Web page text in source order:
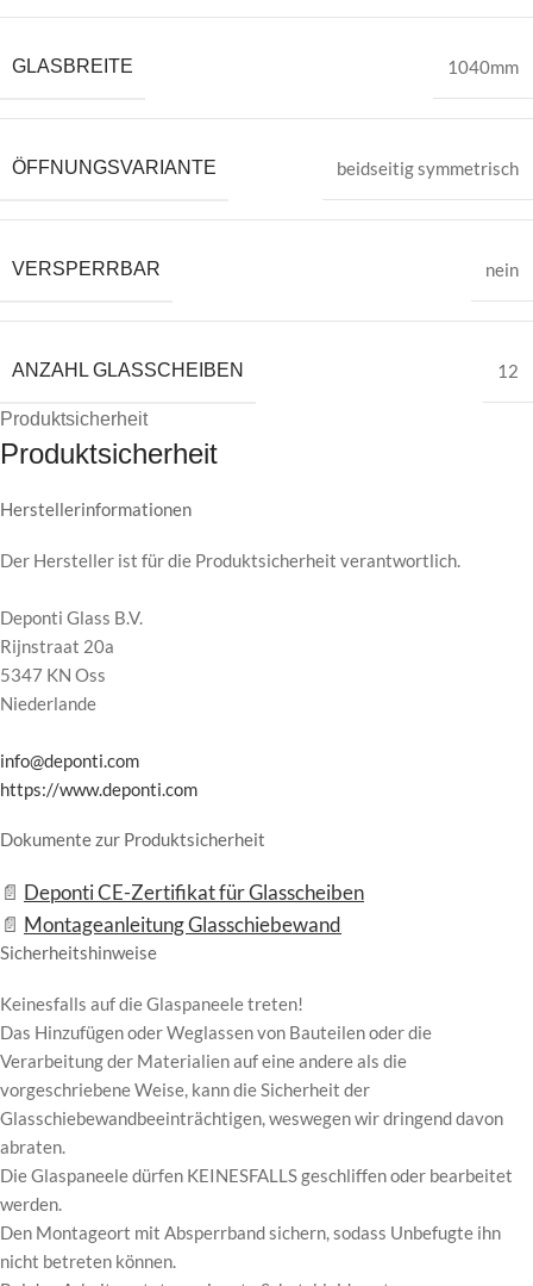
GLASBREITE 1040mm
ÖFFNUNGSVARIANTE beidseitig symmetrisch
VERSPERRBAR nein
ANZAHL GLASSCHEIBEN 12
Produktsicherheit
Produktsicherheit
Herstellerinformationen
Der Hersteller ist für die Produktsicherheit verantwortlich.
Deponti Glass B.V.
Rijnstraat 20a
5347 KN Oss
Niederlande
info@deponti.com
https://www.deponti.com
Dokumente zur Produktsicherheit
Deponti CE-Zertifikat für Glasscheiben
Montageanleitung Glasschiebewand
Sicherheitshinweise
Keinesfalls auf die Glaspaneele treten!
Das Hinzufügen oder Weglassen von Bauteilen oder die
Verarbeitung der Materialien auf eine andere als die
vorgeschriebene Weise, kann die Sicherheit der
Glasschiebewandbeeinträchtigen, weswegen wir dringend davon
abraten.
Die Glaspaneele dürfen KEINESFALLS geschliffen oder bearbeitet
werden.
Den Montageort mit Absperrband sichern, sodass Unbefugte ihn
nicht betreten können.